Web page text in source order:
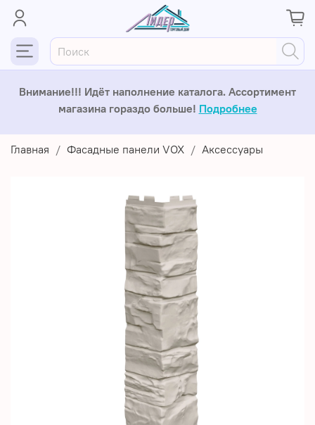
Внимание!!! Идёт наполнение каталога. Ассортимент
магазина гораздо больше! Подробнее
Главная Фасадные панели VOX Аксессуары